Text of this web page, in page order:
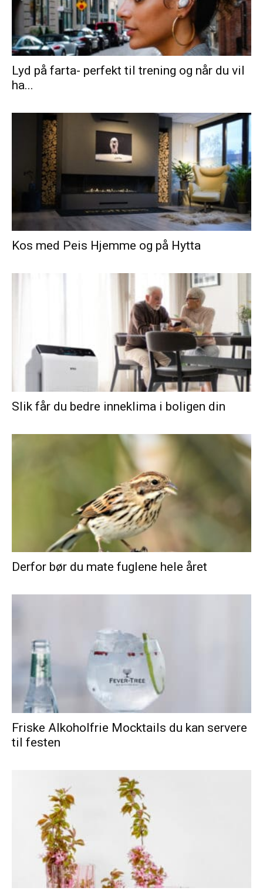
Lyd på farta- perfekt til trening og når du vil
ha...
Kos med Peis Hjemme og på Hytta
Slik får du bedre inneklima i boligen din
Derfor bør du mate fuglene hele året
Friske Alkoholfrie Mocktails du kan servere
til festen